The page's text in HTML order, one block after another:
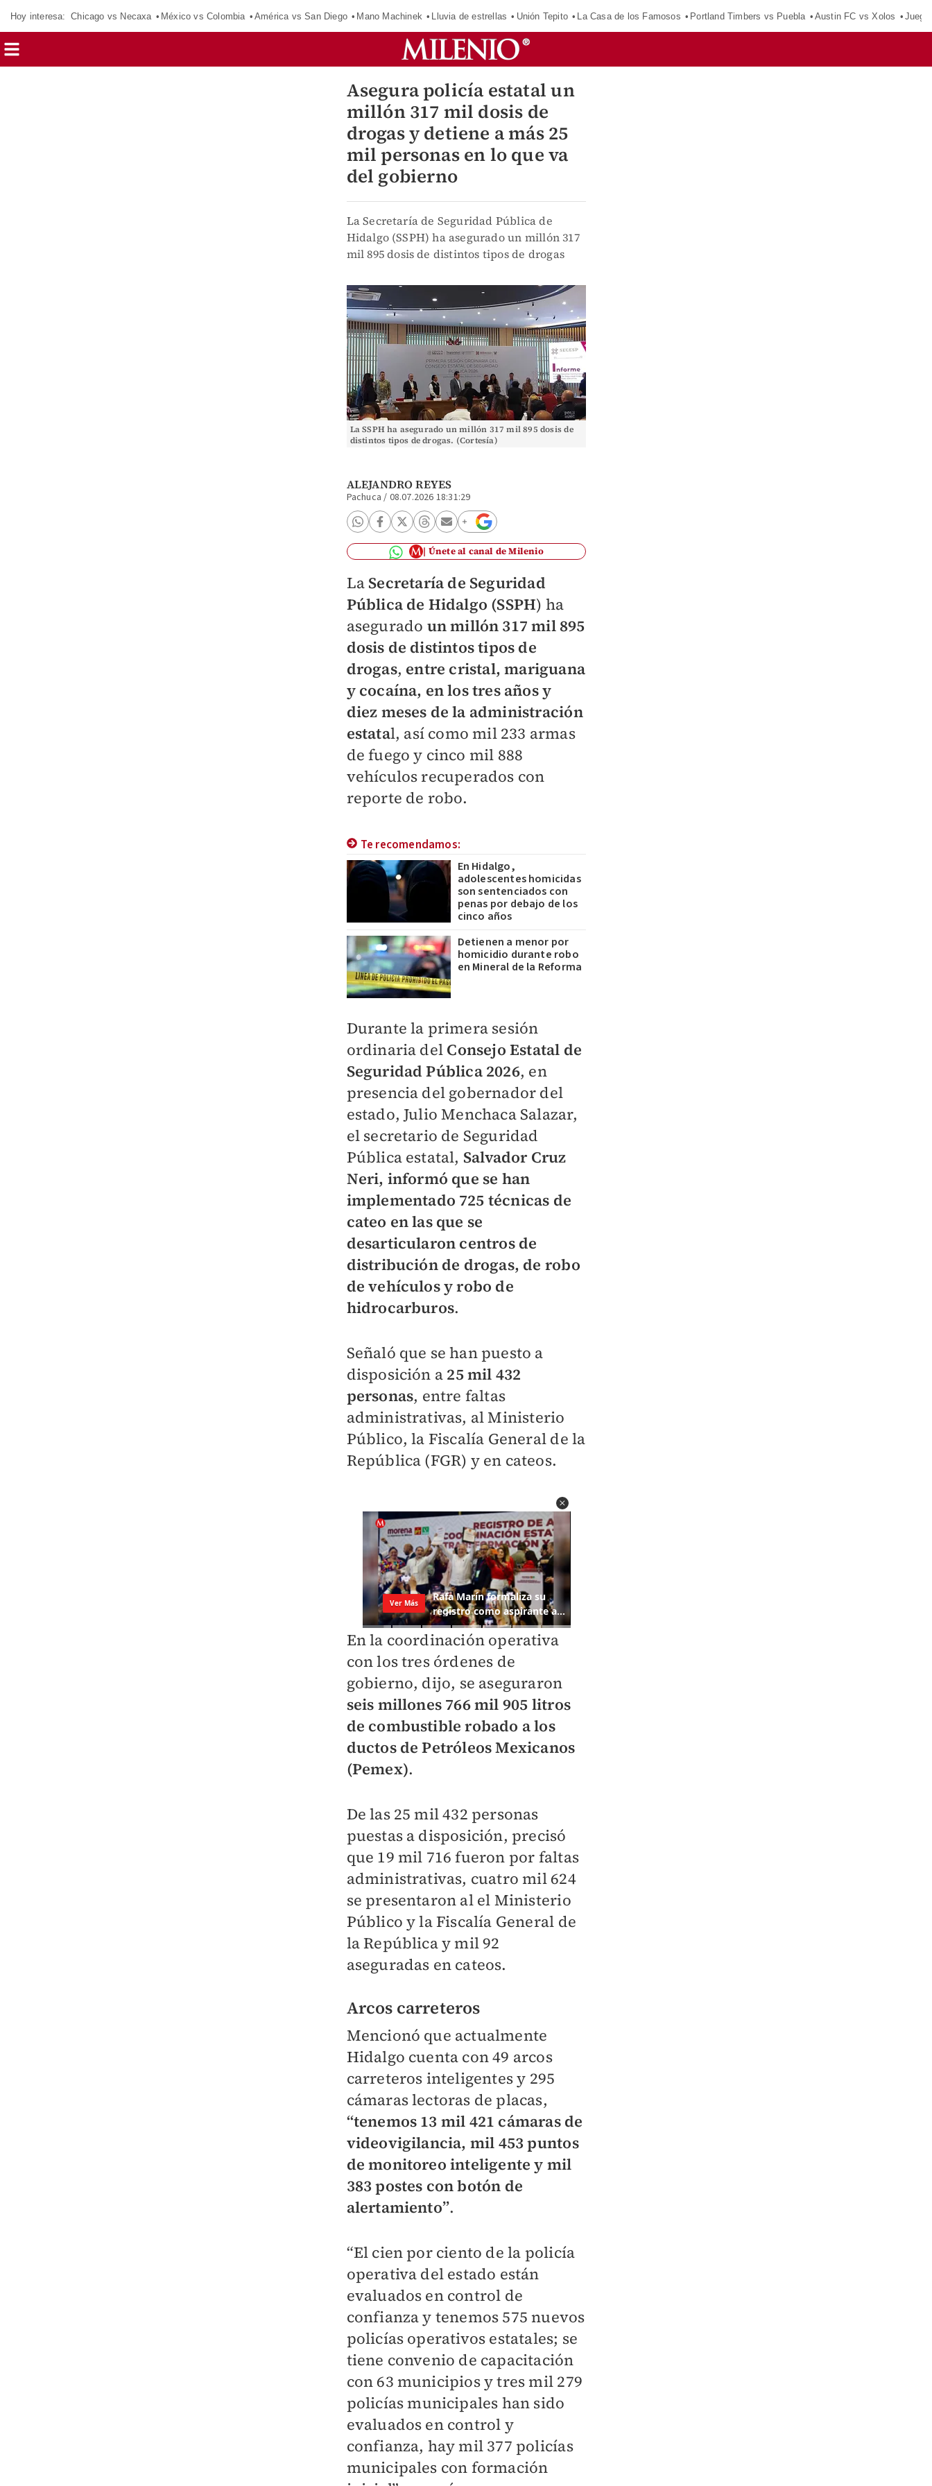
Hoy interesa: Chicago vs Necaxa México vs Colombia América vs San Diego Mano Machinek Lluvia de estrellas Unión Tepito La Casa de los Famosos Portland Timbers vs Puebla Austin FC vs Xolos
Asegura policía estatal un
millón 317 mil dosis de
drogas y detiene a más 25
mil personas en lo que va
del gobierno
La Secretaría de Seguridad Pública de
Hidalgo (SSPH) ha asegurado un millón 317
mil 895 dosis de distintos tipos de drogas
La SSPH ha asegurado un millón 317 mil 895 dosis de
distintos tipos de drogas. (Cortesía)
ALEJANDRO REYES
Pachuca / 08.07.2026 18:31:29
Únete al canal de Milenio
La Secretaría de Seguridad
Pública de Hidalgo (SSPH) ha
asegurado un millón 317 mil 895
dosis de distintos tipos de
drogas, entre cristal, mariguana
y cocaína, en los tres años y
diez meses de la administración
estatal, así como mil 233 armas
de fuego y cinco mil 888
vehículos recuperados con
reporte de robo.
Te recomendamos:
En Hidalgo,
adolescentes homicidas
son sentenciados con
penas por debajo de los
cinco años
Detienen a menor por
homicidio durante robo
en Mineral de la Reforma
Durante la primera sesión
ordinaria del Consejo Estatal de
Seguridad Pública 2026, en
presencia del gobernador del
estado, Julio Menchaca Salazar,
el secretario de Seguridad
Pública estatal, Salvador Cruz
Neri, informó que se han
implementado 725 técnicas de
cateo en las que se
desarticularon centros de
distribución de drogas, de robo
de vehículos y robo de
hidrocarburos.
Señaló que se han puesto a
disposición a 25 mil 432
personas, entre faltas
administrativas, al Ministerio
Público, la Fiscalía General de la
República (FGR) y en cateos.
En la coordinación operativa
con los tres órdenes de
gobierno, dijo, se aseguraron
seis millones 766 mil 905 litros
de combustible robado a los
ductos de Petróleos Mexicanos
(Pemex).
De las 25 mil 432 personas
puestas a disposición, precisó
que 19 mil 716 fueron por faltas
administrativas, cuatro mil 624
se presentaron al el Ministerio
Público y la Fiscalía General de
la República y mil 92
aseguradas en cateos.
Arcos carreteros
Mencionó que actualmente
Hidalgo cuenta con 49 arcos
carreteros inteligentes y 295
cámaras lectoras de placas,
“tenemos 13 mil 421 cámaras de
videovigilancia, mil 453 puntos
de monitoreo inteligente y mil
383 postes con botón de
alertamiento”.
“El cien por ciento de la policía
operativa del estado están
evaluados en control de
confianza y tenemos 575 nuevos
policías operativos estatales; se
tiene convenio de capacitación
con 63 municipios y tres mil 279
policías municipales han sido
evaluados en control y
confianza, hay mil 377 policías
municipales con formación